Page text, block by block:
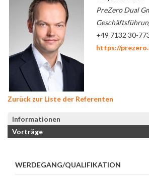
PreZero Dual
+49 7132 30-
https://
Zurück zur Liste der Referenten
Informationen
Vorträge
WERDEGANG/QUALIFIKATION